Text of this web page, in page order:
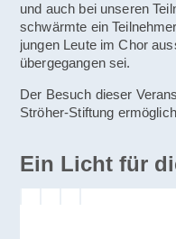
und auch bei unseren
schwärmte ein
jungen Leute im Chor
übergegangen sei.
Der Besuch dieser
Ströher-Stiftung
Ein Licht für